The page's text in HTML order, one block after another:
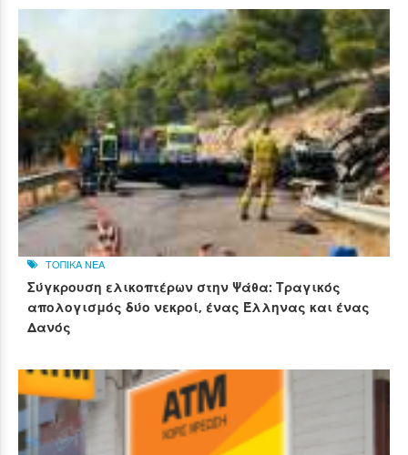
ΤΟΠΙΚΑ ΝΕΑ
Σύγκρουση ελικοπτέρων στην Ψάθα: Τραγικός
απολογισμός δύο νεκροί, ένας Έλληνας και ένας
Δανός